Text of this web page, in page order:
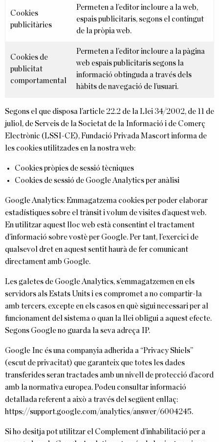
Cookies
publicitàries
Permeten a l’editor incloure a la web,
espais publicitaris, segons el contingut
de la pròpia web.
Cookies de
publicitat
comportamental
Permeten a l’editor incloure a la pàgina
web espais publicitaris segons la
informació obtinguda a través dels
hàbits de navegació de l’usuari.
Segons el que disposa l’article 22.2 de la Llei 34/2002, de 11 de
juliol, de Serveis de la Societat de la Informació i de Comerç
Electrònic (LSSI-CE), Fundació Privada Mascort informa de
les cookies utilitzades en la nostra web:
Cookies pròpies de sessió tècniques
Cookies de sessió de Google Analytics per anàlisi
Google Analytics: Emmagatzema cookies per poder elaborar
estadístiques sobre el trànsit i volum de visites d’aquest web.
En utilitzar aquest lloc web està consentint el tractament
d’informació sobre vostè per Google. Per tant, l’exercici de
qualsevol dret en aquest sentit haurà de fer comunicant
directament amb Google.
Les galetes de Google Analytics, s’emmagatzemen en els
servidors als Estats Units i es compromet a no compartir-la
amb tercers, excepte en els casos en què sigui necessari per al
funcionament del sistema o quan la llei obligui a aquest efecte.
Segons Google no guarda la seva adreça IP.
Google Inc és una companyia adherida a “Privacy Shiels”
(escut de privacitat) que garanteix que totes les dades
transferides seran tractades amb un nivell de protecció d’acord
amb la normativa europea. Podeu consultar informació
detallada referent a això a través del següent enllaç:
https://support.google.com/analytics/answer/6004245.
Si ho desitja pot utilitzar el Complement d’inhabilitació per a